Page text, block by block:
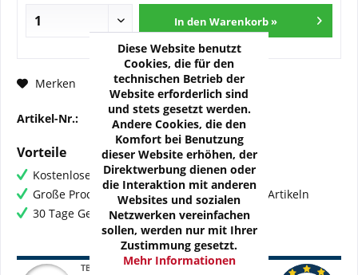
In den Warenkorb »
Merken Fragen zum Artikel?
Artikel-Nr.: OZ-H-BMW02-01T
Vorteile
Kostenloser Versand ab € 60,- Bestellwert
Große Produktauswahl mit mehr als 80.000 Artikeln
30 Tage Geld-Zurück-Garantie
Diese Website benutzt
Cookies, die für den
technischen Betrieb der
Website erforderlich sind
und stets gesetzt werden.
Andere Cookies, die den
Komfort bei Benutzung
dieser Website erhöhen, der
Direktwerbung dienen oder
die Interaktion mit anderen
Websites und sozialen
Netzwerken vereinfachen
sollen, werden nur mit Ihrer
Zustimmung gesetzt.
Mehr Informationen